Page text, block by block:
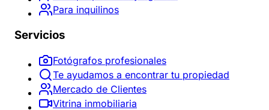
Para inquilinos
Servicios
Fotógrafos profesionales
Te ayudamos a encontrar tu propiedad
Mercado de Clientes
Vitrina inmobiliaria